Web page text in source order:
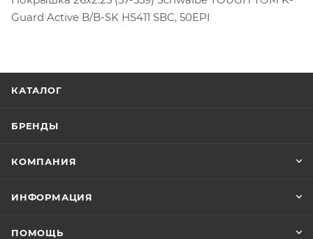
Guard Active B/B-SK HS411 SBC, 50EPI
КАТАЛОГ
БРЕНДЫ
КОМПАНИЯ
ИНФОРМАЦИЯ
ПОМОЩЬ